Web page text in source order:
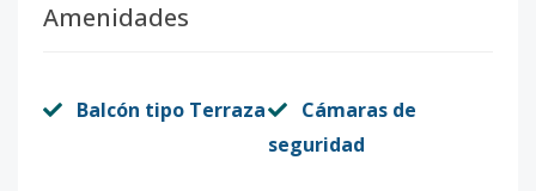
Amenidades
Balcón tipo Terraza
Cámaras de
seguridad